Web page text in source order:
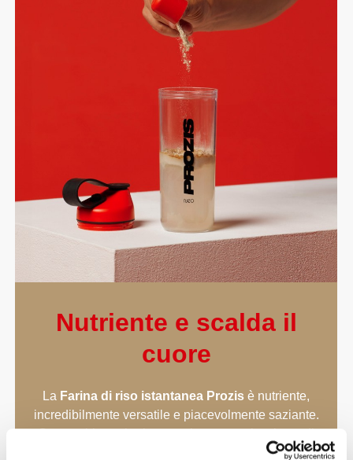
Nutriente e scalda il
cuore
La Farina di riso istantanea Prozis è nutriente,
incredibilmente versatile e piacevolmente saziante.
Con pochi zuccheri e grassi, questo mix a base di
riso è l'ideale per improvvisare una colazione o una